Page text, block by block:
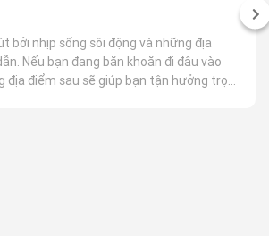
bởi nhịp sống sôi động và những địa
Nếu bạn đang băn khoăn đi đâu vào
địa điểm sau sẽ giúp bạn tận hưởng trọn